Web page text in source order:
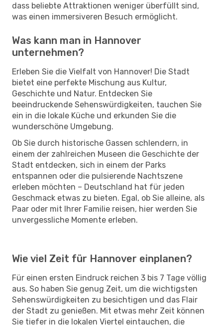
dass beliebte Attraktionen weniger überfüllt sind,
was einen immersiveren Besuch ermöglicht.
Was kann man in Hannover
unternehmen?
Erleben Sie die Vielfalt von Hannover! Die Stadt
bietet eine perfekte Mischung aus Kultur,
Geschichte und Natur. Entdecken Sie
beeindruckende Sehenswürdigkeiten, tauchen Sie
ein in die lokale Küche und erkunden Sie die
wunderschöne Umgebung.
Ob Sie durch historische Gassen schlendern, in
einem der zahlreichen Museen die Geschichte der
Stadt entdecken, sich in einem der Parks
entspannen oder die pulsierende Nachtszene
erleben möchten – Deutschland hat für jeden
Geschmack etwas zu bieten. Egal, ob Sie alleine, als
Paar oder mit Ihrer Familie reisen, hier werden Sie
unvergessliche Momente erleben.
Wie viel Zeit für Hannover einplanen?
Für einen ersten Eindruck reichen 3 bis 7 Tage völlig
aus. So haben Sie genug Zeit, um die wichtigsten
Sehenswürdigkeiten zu besichtigen und das Flair
der Stadt zu genießen. Mit etwas mehr Zeit können
Sie tiefer in die lokalen Viertel eintauchen, die